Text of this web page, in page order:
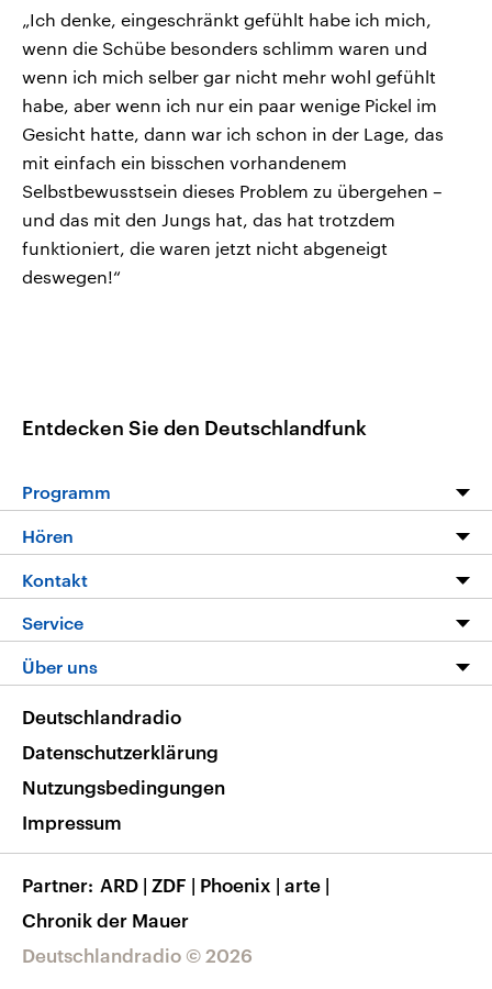
„Ich denke, eingeschränkt gefühlt habe ich mich,
wenn die Schübe besonders schlimm waren und
wenn ich mich selber gar nicht mehr wohl gefühlt
habe, aber wenn ich nur ein paar wenige Pickel im
Gesicht hatte, dann war ich schon in der Lage, das
mit einfach ein bisschen vorhandenem
Selbstbewusstsein dieses Problem zu übergehen –
und das mit den Jungs hat, das hat trotzdem
funktioniert, die waren jetzt nicht abgeneigt
deswegen!“
Entdecken Sie den Deutschlandfunk
Programm
Die Nachrichten
Nachrichtenleicht
Neue Beiträge auf dlf.de
Hören
Livestream
Podcasts
Deutschlandfunk App
Nachrichten App
Frequenzen
Kontakt
Hörerservice
Service
FAQ
Veranstaltungen
Musikliste
RSS
Über uns
Barrierefreiheit
Deutschlandradio © 2026
Deutschlandradio
Datenschutzerklärung
Nutzungsbedingungen
Impressum
Partner ARD | ZDF | Phoenix | arte |
Chronik der Mauer